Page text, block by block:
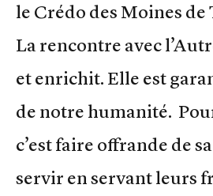
le Crédo des Moines
La rencontre avec
et enrichit. Elle est
de notre humanité.
c’est faire offrande de
servir en servant leurs